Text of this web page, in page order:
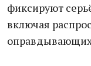
фиксируют
включая